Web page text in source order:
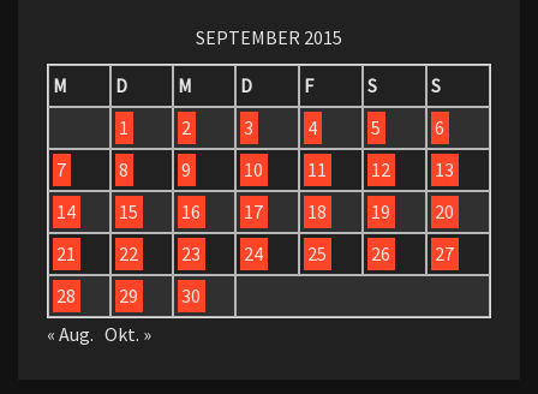
SEPTEMBER 2015
M
D M D F S
S
1
2 3 4 5
6
7
8 9 10 11 12
13
14
15 16 17 18 19
20
21
22 23 24 25 26
27
28
29
30
« Aug. Okt. »